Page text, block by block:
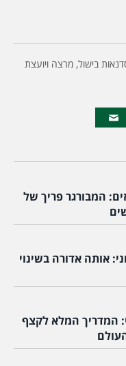
בישול, מרצה ויועצת
המבורגר פריך של
אותה אדורה בשינוי
המדריך המלא לקצף